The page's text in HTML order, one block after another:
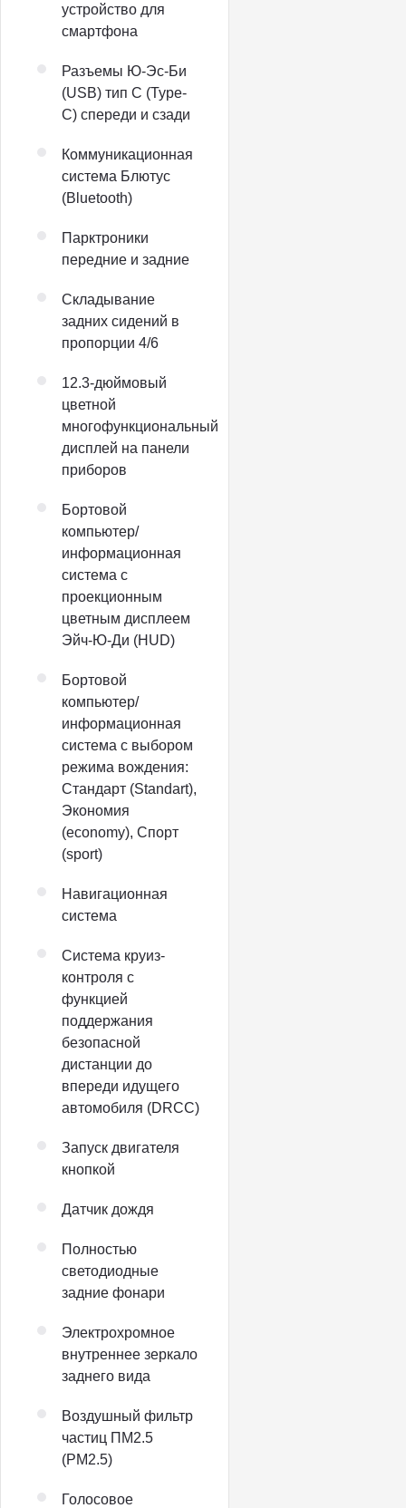
устройство для
смартфона
Разъемы Ю-Эс-Би
(USB) тип C (Type-
C) спереди и сзади
Коммуникационная
система Блютус
(Bluetooth)
Парктроники
передние и задние
Складывание
задних сидений в
пропорции 4/6
12.3-дюймовый
цветной
многофункциональный
дисплей на панели
приборов
Бортовой
компьютер/
информационная
система с
проекционным
цветным дисплеем
Эйч-Ю-Ди (HUD)
Бортовой
компьютер/
информационная
система с выбором
режима вождения:
Стандарт (Standart),
Экономия
(economy), Спорт
(sport)
Навигационная
система
Система круиз-
контроля с
функцией
поддержания
безопасной
дистанции до
впереди идущего
автомобиля (DRCC)
Запуск двигателя
кнопкой
Датчик дождя
Полностью
светодиодные
задние фонари
Электрохромное
внутреннее зеркало
заднего вида
Воздушный фильтр
частиц ПМ2.5
(PM2.5)
Голосовое